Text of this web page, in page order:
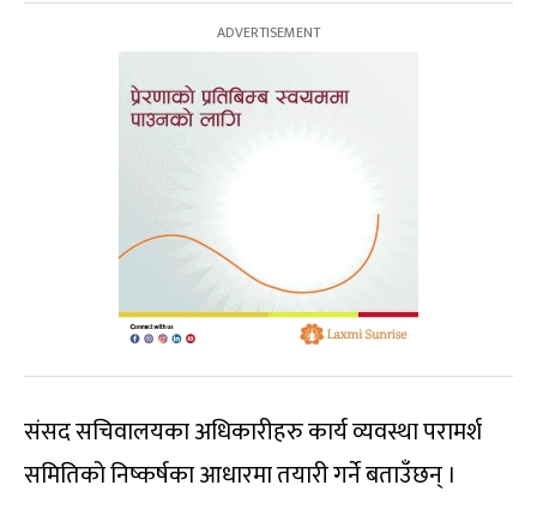
संसद सचिवालयका अधिकारीहरु कार्य व्यवस्था परामर्श
समितिको निष्कर्षका आधारमा तयारी गर्ने बताउँछन् ।